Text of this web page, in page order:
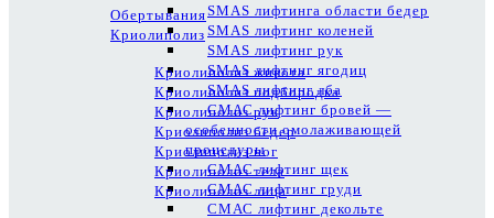
Обертывания
Криолиполиз
Криолиполиз живота
Криолиполиз подбородка
Криолиполиз рук
Криолиполиз бедер
Криолиполиз ног
Криолиполиз тела
Криолиполиз лица
SMAS лифтинга области бедер
SMAS лифтинг коленей
SMAS лифтинг рук
SMAS лифтинг ягодиц
SMAS лифтинг лба
СМАС лифтинг бровей —
особенности омолаживающей
процедуры
СМАС лифтинг щек
СМАС лифтинг груди
СМАС лифтинг декольте